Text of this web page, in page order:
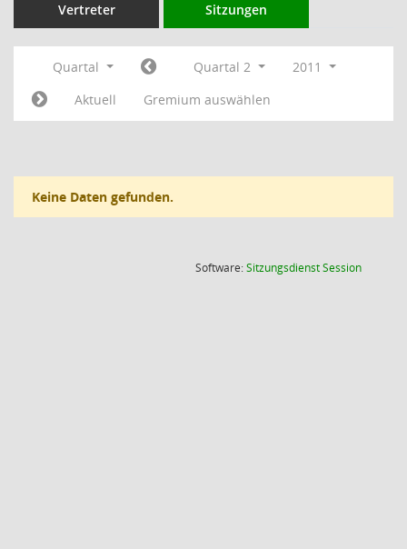
Vertreter Sitzungen
Quartal Quartal 2
2011
Aktuell
Gremium auswählen
Keine Daten gefunden.
Software:SitzungsdienstSession(Wird in